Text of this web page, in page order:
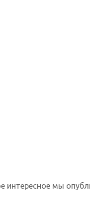
интересное мы